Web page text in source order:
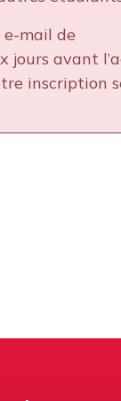
e-mail de
jours avant
inscription